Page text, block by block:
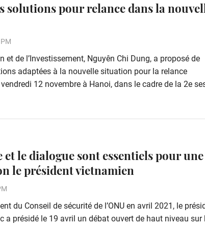
solutions pour relance dans la
et de l’Investissement, Nguyên Chi Dung, a proposé de
adaptées à la nouvelle situation pour la relance
12 novembre à Hanoi, dans le cadre de la 2e
et le dialogue sont essentiels pour
le président vietnamien
du Conseil de sécurité de l’ONU en avril 2021, le
a présidé le 19 avril un débat ouvert de haut niveau sur